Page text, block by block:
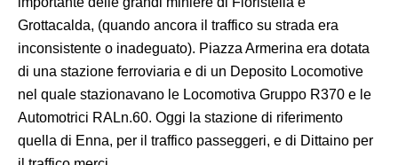
Grottacalda, (quando ancora il traffico su strada era
inconsistente o inadeguato). Piazza Armerina era dotata
di una stazione ferroviaria e di un Deposito Locomotive
nel quale stazionavano le Locomotiva Gruppo R370 e le
Automotrici RALn.60. Oggi la stazione di riferimento
quella di Enna, per il traffico passeggeri, e di Dittaino per